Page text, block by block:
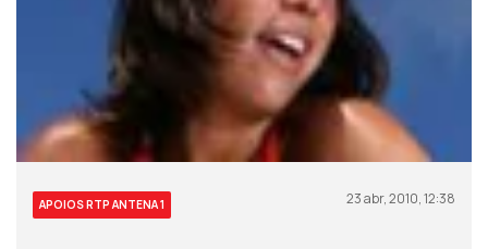
APOIOS RTP ANTENA 1 23 abr, 2010, 12:38